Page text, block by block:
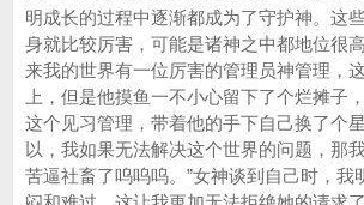
明成长的过程中逐渐都成为了守护神。这
身就比较厉害，可能是诸神之中都地位很
来我的世界有一位厉害的管理员神管理，
上，但是他摸鱼一不小心留下了个烂摊子
这个见习管理，带着他的手下自己换了个
以，我如果无法解决这个世界的问题，那
苦逼社畜了呜呜呜。”女神谈到自己时，我